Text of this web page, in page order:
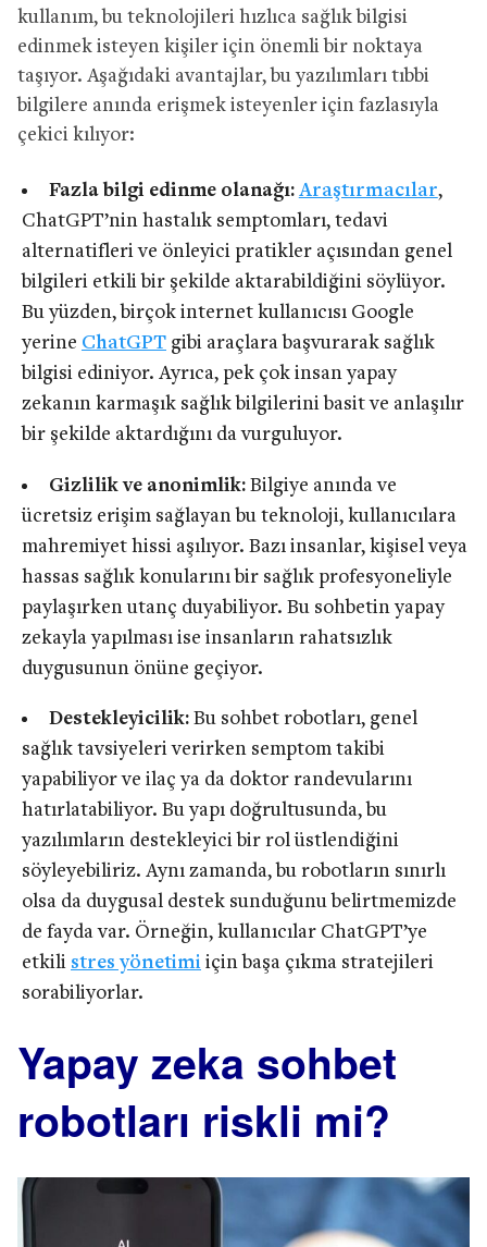
kullanım, bu teknolojileri hızlıca sağlık bilgisi
edinmek isteyen kişiler için önemli bir noktaya
taşıyor. Aşağıdaki avantajlar, bu yazılımları tıbbi
bilgilere anında erişmek isteyenler için fazlasıyla
çekici kılıyor:
Fazla bilgi edinme olanağı: Araştırmacılar,
ChatGPT’nin hastalık semptomları, tedavi
alternatifleri ve önleyici pratikler açısından genel
bilgileri etkili bir şekilde aktarabildiğini söylüyor.
Bu yüzden, birçok internet kullanıcısı Google
yerine ChatGPT gibi araçlara başvurarak sağlık
bilgisi ediniyor. Ayrıca, pek çok insan yapay
zekanın karmaşık sağlık bilgilerini basit ve anlaşılır
bir şekilde aktardığını da vurguluyor.
Gizlilik ve anonimlik: Bilgiye anında ve
ücretsiz erişim sağlayan bu teknoloji, kullanıcılara
mahremiyet hissi aşılıyor. Bazı insanlar, kişisel veya
hassas sağlık konularını bir sağlık profesyoneliyle
paylaşırken utanç duyabiliyor. Bu sohbetin yapay
zekayla yapılması ise insanların rahatsızlık
duygusunun önüne geçiyor.
Destekleyicilik: Bu sohbet robotları, genel
sağlık tavsiyeleri verirken semptom takibi
yapabiliyor ve ilaç ya da doktor randevularını
hatırlatabiliyor. Bu yapı doğrultusunda, bu
yazılımların destekleyici bir rol üstlendiğini
söyleyebiliriz. Aynı zamanda, bu robotların sınırlı
olsa da duygusal destek sunduğunu belirtmemizde
de fayda var. Örneğin, kullanıcılar ChatGPT’ye
etkili stres yönetimi için başa çıkma stratejileri
sorabiliyorlar.
Yapay zeka sohbet
robotları riskli mi?